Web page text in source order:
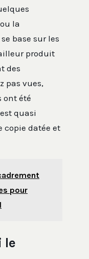
la
base sur les
produit
des
pas vues,
ont été
quasi
copie datée et
pour
le